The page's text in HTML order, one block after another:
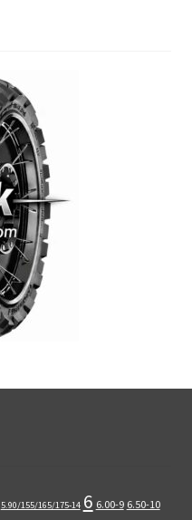
5.90/155/165/175-14 6 6.00-9 6.50-10